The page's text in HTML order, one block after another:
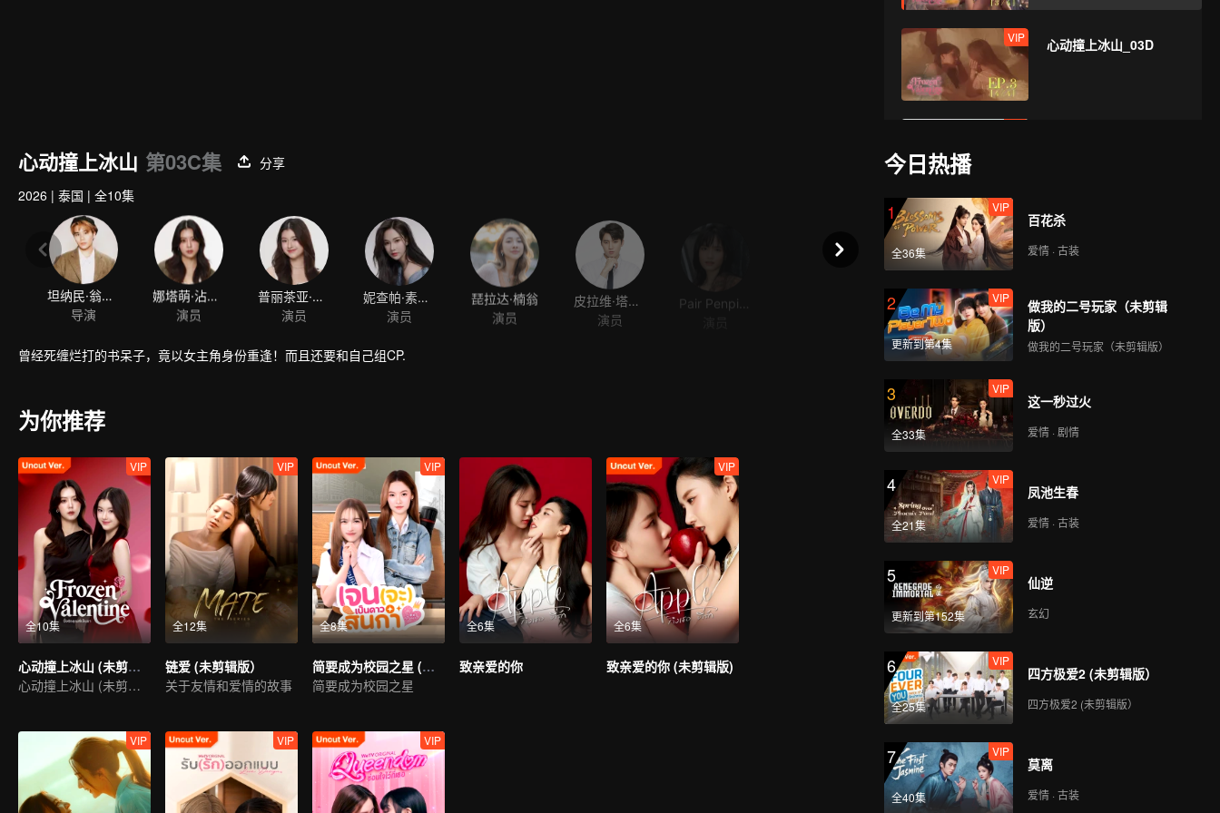
VIP 心动撞上冰山_03D
VIP 心动撞上冰山_04B
VIP 心动撞上冰山_04C
VIP 心动撞上冰山_04D
VIP 心动撞上冰山_05A
VIP 心动撞上冰山_05B
VIP 心动撞上冰山_05C
VIP 心动撞上冰山_05D
心动撞上冰山 第03C集
分享
2026 | 泰国 | 全10集
坦纳民·翁斯坤帕
导演
娜塔萌·沾塔拉微帕
演员
演员
演员
琵拉达·楠翁
演员
演员
曾经死缠烂打的书呆子，竟以女主角身份重逢！而且还要和自己组CP.
为你推荐
全10集
VIP
心动撞上冰山 (未剪辑版)
心动撞上冰山 (未剪辑版)
全12集
VIP
链爱 (未剪辑版）
关于友情和爱情的故事
全8集
VIP
简要成为校园之星 (未剪辑版)
简要成为校园之星
全6集
致亲爱的你
全6集
VIP
致亲爱的你 (未剪辑版)
VIP VIP VIP
今日热播
1
全36集
VIP
百花杀
爱情 · 古装
2
更新到第4集
VIP
做我的二号玩家（未剪辑
版）
做我的二号玩家（未剪辑版）
3
全33集
VIP
这一秒过火
爱情 · 剧情
4
全21集
VIP
凤池生春
爱情 · 古装
5
更新到第152集
VIP
仙逆
玄幻
6
全25集
VIP
四方极爱2 (未剪辑版）
四方极爱2 (未剪辑版）
7
全40集
VIP
莫离
爱情 · 古装